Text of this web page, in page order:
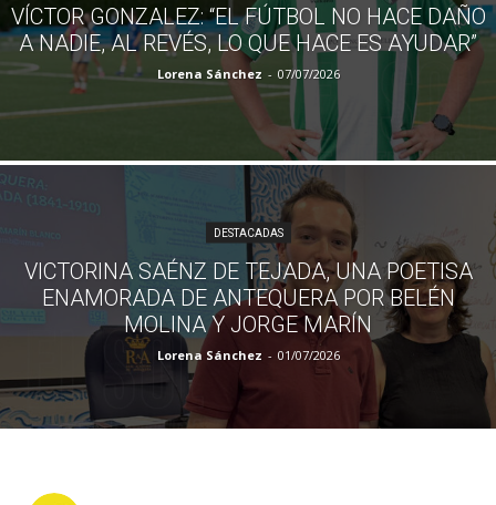
VÍCTOR GONZALEZ: “EL FÚTBOL NO HACE DAÑO
A NADIE, AL REVÉS, LO QUE HACE ES AYUDAR”
Lorena Sánchez - 07/07/2026
DESTACADAS
VICTORINA SAÉNZ DE TEJADA, UNA POETISA
ENAMORADA DE ANTEQUERA POR BELÉN
MOLINA Y JORGE MARÍN
Lorena Sánchez - 01/07/2026